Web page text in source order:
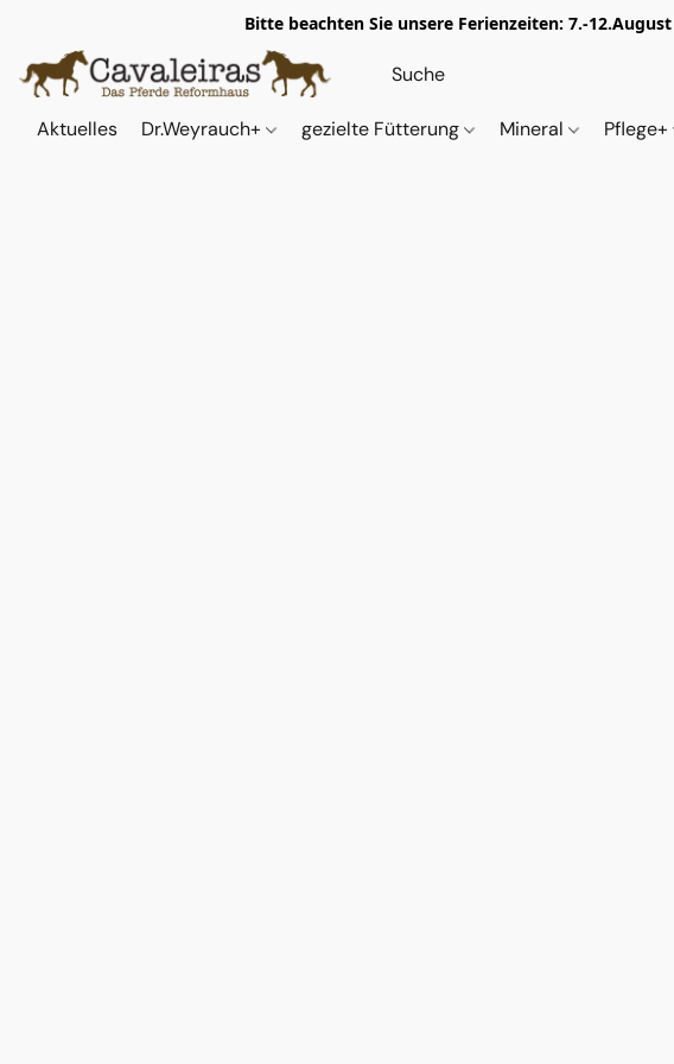
Bitte beachten Sie unsere Ferienzeiten: 7.-
Aktuelles Dr.Weyrauch+ gezielte Fütterung Mineral Pflege+